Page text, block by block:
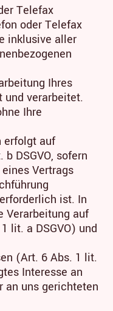
Telefax
oder Telefax
inklusive aller
Ihres
und verarbeitet.
Ihre
erfolgt auf
DSGVO, sofern
Vertrags
ist. In
Verarbeitung auf
lit. a DSGVO) und
(Art. 6 Abs. 1 lit.
Interesse an
an uns gerichteten